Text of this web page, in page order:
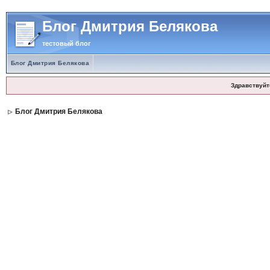
Блог Дмитрия Белякова
тестовый блог
Блог Дмитрия Белякова
Блог Дмитрия Белякова